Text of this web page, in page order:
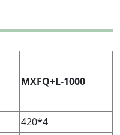
MXFQ+L-1000
420*4